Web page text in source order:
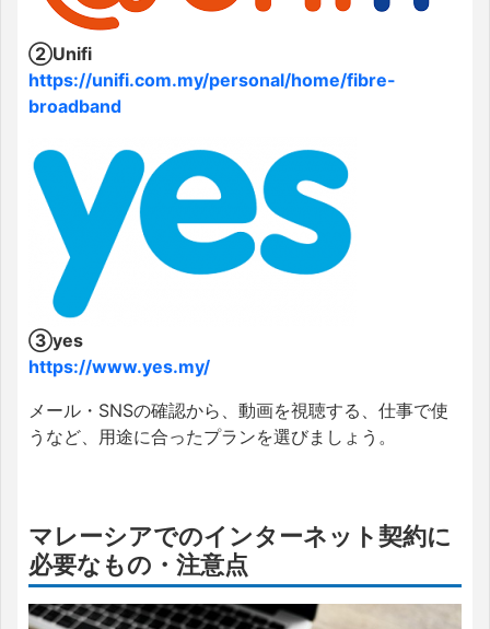
②Unifi
https://unifi.com.my/personal/home/fibre-
broadband
③yes
https://www.yes.my/
メール・SNSの確認から、動画を視聴する、仕事で使
うなど、用途に合ったプランを選びましょう。
マレーシアでのインターネット契約に
必要なもの・注意点